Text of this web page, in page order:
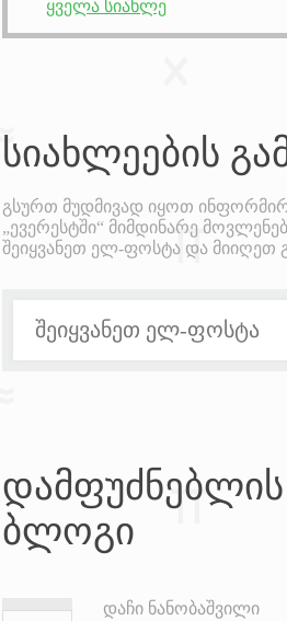
ყველა სიახლე
სიახლეების
გსურთ მუდმივად იყოთ
„ევერესტში“ მიმდინარე
შეიყვანეთ ელ-ფოსტა და მიიღეთ
დამფუძნებლის
ბლოგი
დაჩი ნანობაშვილი